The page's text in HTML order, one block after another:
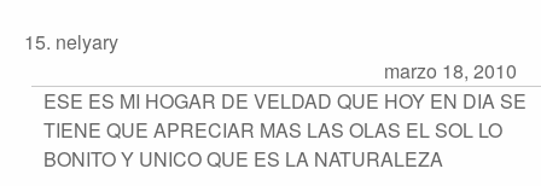
15. nelyary
marzo 18, 2010
ESE ES MI HOGAR DE VELDAD QUE HOY EN DIA SE
TIENE QUE APRECIAR MAS LAS OLAS EL SOL LO
BONITO Y UNICO QUE ES LA NATURALEZA